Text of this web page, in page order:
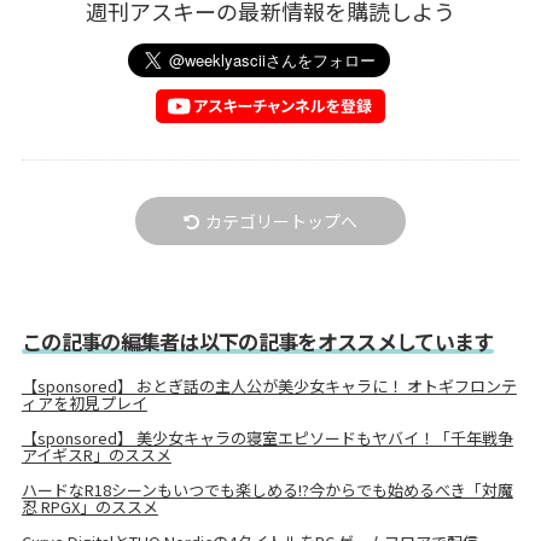
週刊アスキーの最新情報を購読しよう
カテゴリートップへ
この記事の編集者は以下の記事をオススメしています
【sponsored】 おとぎ話の主人公が美少女キャラに！ オトギフロンテ
ィアを初見プレイ
【sponsored】 美少女キャラの寝室エピソードもヤバイ！「千年戦争
アイギスR」のススメ
ハードなR18シーンもいつでも楽しめる!?今からでも始めるべき「対魔
忍 RPGX」のススメ